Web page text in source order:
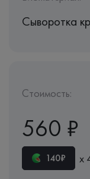
Сыворотка
Стоимость:
560 ₽
140₽ х